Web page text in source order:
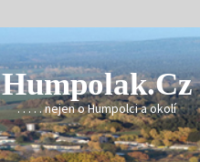
Humpolak.cz
. . . . . nejen o Humpolci a okolí